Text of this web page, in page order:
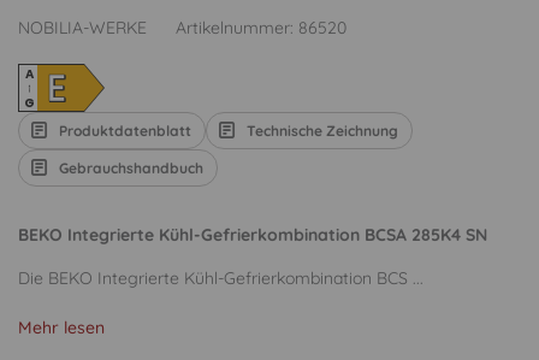
NOBILIA-WERKE Artikelnummer: 86520
A
↑
G
E
Produktdatenblatt Technische Zeichnung
Gebrauchshandbuch
BEKO Integrierte Kühl-Gefrierkombination BCSA 285K4 SN
Die BEKO Integrierte Kühl-Gefrierkombination BCS ...
Mehr lesen